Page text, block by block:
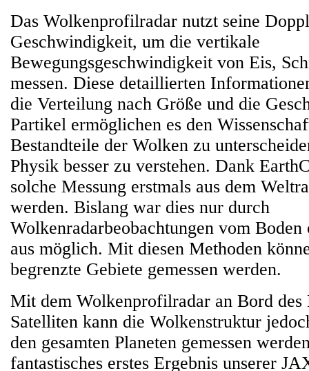
Das Wolkenprofilradar nutzt seine
Geschwindigkeit, um die vertikale
Bewegungsgeschwindigkeit von Eis,
messen. Diese detaillierten
die Verteilung nach Größe und die
Partikel ermöglichen es den
Bestandteile der Wolken zu
Physik besser zu verstehen. Dank
solche Messung erstmals aus dem
werden. Bislang war dies nur durch
Wolkenradarbeobachtungen vom Boden
aus möglich. Mit diesen Methoden
begrenzte Gebiete gemessen werden.
Mit dem Wolkenprofilradar an Bord des
Satelliten kann die Wolkenstruktur
den gesamten Planeten gemessen
fantastisches erstes Ergebnis unserer